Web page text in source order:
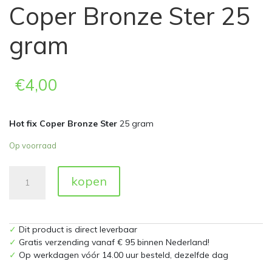
Coper Bronze Ster 25
gram
€4,00
Hot fix Coper Bronze Ster 25 gram
Op voorraad
Bronze
gram
aantal
kopen
✓ Dit product is direct leverbaar
✓ Gratis verzending vanaf € 95 binnen Nederland!
✓ Op werkdagen vóór 14.00 uur besteld, dezelfde dag